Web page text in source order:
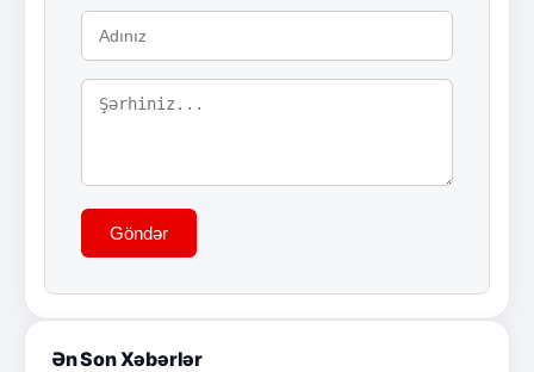
Göndər
Ən Son Xəbərlər